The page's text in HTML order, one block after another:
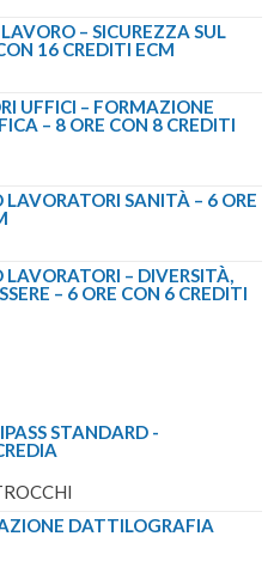
– SICUREZZA SUL
16 CREDITI ECM
UFFICI – FORMAZIONE
– 8 ORE CON 8 CREDITI
SANITÀ – 6 ORE
– DIVERSITÀ,
– 6 ORE CON 6 CREDITI
STANDARD -
DATTILOGRAFIA